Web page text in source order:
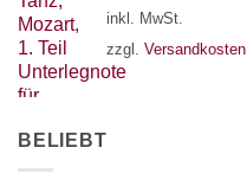
inkl. MwSt.
zzgl. Versandkosten
BELIEBT